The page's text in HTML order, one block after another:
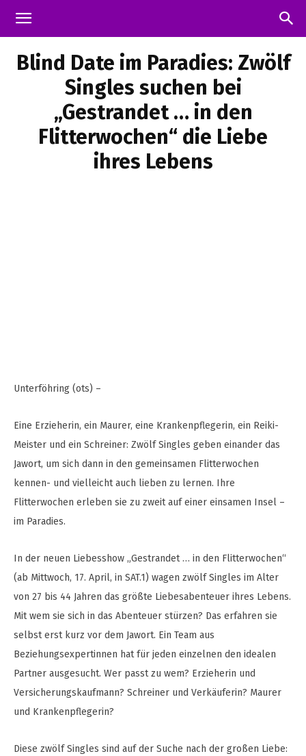
Blind Date im Paradies: Zwölf
Singles suchen bei
„Gestrandet … in den
Flitterwochen“ die Liebe
ihres Lebens
Unterföhring (ots) –
Eine Erzieherin, ein Maurer, eine Krankenpflegerin, ein Reiki-
Meister und ein Schreiner: Zwölf Singles geben einander das
Jawort, um sich dann in den gemeinsamen Flitterwochen
kennen- und vielleicht auch lieben zu lernen. Ihre
Flitterwochen erleben sie zu zweit auf einer einsamen Insel –
im Paradies.
In der neuen Liebesshow „Gestrandet … in den Flitterwochen“
(ab Mittwoch, 17. April, in SAT.1) wagen zwölf Singles im Alter
von 27 bis 44 Jahren das größte Liebesabenteuer ihres Lebens.
Mit wem sie sich in das Abenteuer stürzen? Das erfahren sie
selbst erst kurz vor dem Jawort. Ein Team aus
Beziehungsexpertinnen hat für jeden einzelnen den idealen
Partner ausgesucht. Wer passt zu wem? Erzieherin und
Versicherungskaufmann? Schreiner und Verkäuferin? Maurer
und Krankenpflegerin?
Diese zwölf Singles sind auf der Suche nach der großen Liebe: